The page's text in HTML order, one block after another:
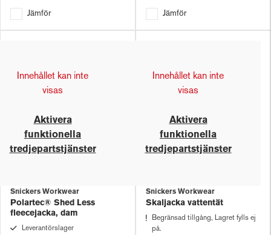
Jämför Jämför
Innehållet kan inte
visas
Aktivera
funktionella
tredjepartstjänster
Snickers Workwear
Polartec® Shed Less
fleecejacka, dam
Leverantörslager
Innehållet kan inte
visas
Aktivera
funktionella
tredjepartstjänster
Snickers Workwear
Skaljacka vattentät
Begränsad tillgång, Lagret fylls ej
på.